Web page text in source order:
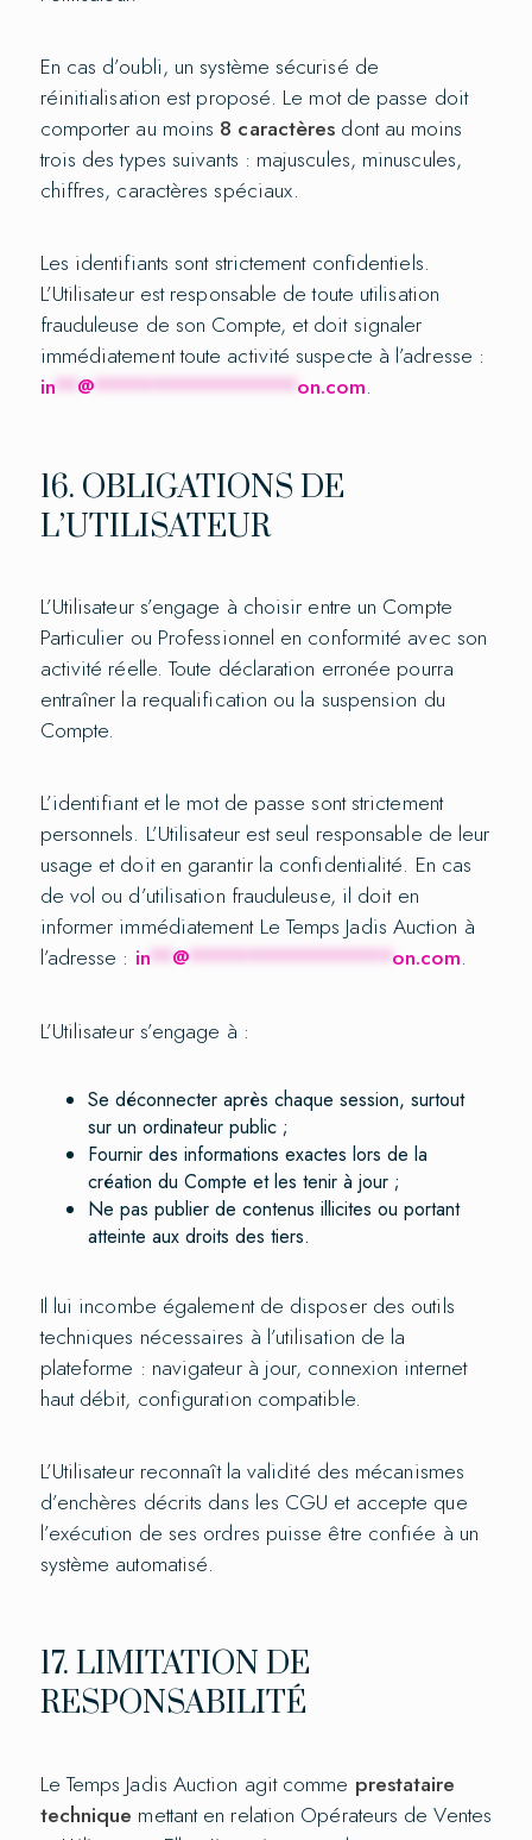
En cas d’oubli, un système sécurisé de
réinitialisation est proposé. Le mot de passe doit
comporter au moins 8 caractères dont au moins
trois des types suivants : majuscules, minuscules,
chiffres, caractères spéciaux.
Les identifiants sont strictement confidentiels.
L’Utilisateur est responsable de toute utilisation
frauduleuse de son Compte, et doit signaler
immédiatement toute activité suspecte à l’adresse :
in**@*****************on.com.
16. OBLIGATIONS DE
L’UTILISATEUR
L’Utilisateur s’engage à choisir entre un Compte
Particulier ou Professionnel en conformité avec son
activité réelle. Toute déclaration erronée pourra
entraîner la requalification ou la suspension du
Compte.
L’identifiant et le mot de passe sont strictement
personnels. L’Utilisateur est seul responsable de leur
usage et doit en garantir la confidentialité. En cas
de vol ou d’utilisation frauduleuse, il doit en
informer immédiatement Le Temps Jadis Auction à
l’adresse : in**@*****************on.com.
L’Utilisateur s’engage à :
Se déconnecter après chaque session, surtout
sur un ordinateur public ;
Fournir des informations exactes lors de la
création du Compte et les tenir à jour ;
Ne pas publier de contenus illicites ou portant
atteinte aux droits des tiers.
Il lui incombe également de disposer des outils
techniques nécessaires à l’utilisation de la
plateforme : navigateur à jour, connexion internet
haut débit, configuration compatible.
L’Utilisateur reconnaît la validité des mécanismes
d’enchères décrits dans les CGU et accepte que
l’exécution de ses ordres puisse être confiée à un
système automatisé.
17. LIMITATION DE
RESPONSABILITÉ
Le Temps Jadis Auction agit comme prestataire
technique mettant en relation Opérateurs de Ventes